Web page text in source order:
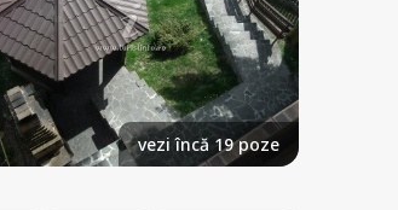
vezi încă 19 poze